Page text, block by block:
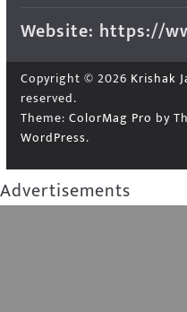
Website: https://
Copyright © 2026 Krishak
reserved.
Theme: ColorMag Pro by
WordPress.
Advertisements